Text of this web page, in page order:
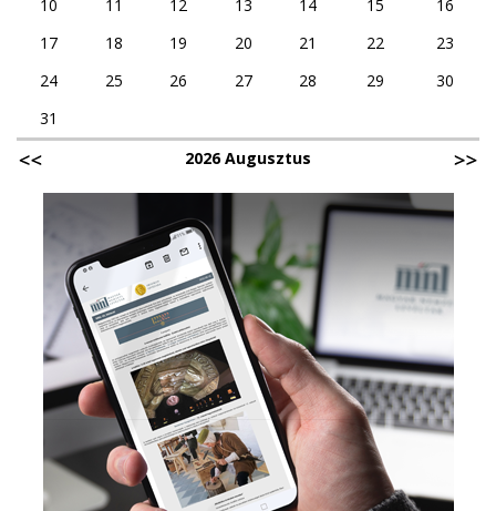
10
11 12 13 14 15
16
17
18 19 20 21 22
23
24
25 26 27 28 29
30
31
2026 Augusztus